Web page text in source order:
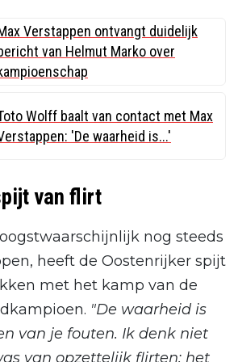
Verstappen ontvangt duidelijk
van Helmut Marko over
Wolff baalt van contact met Max
'De waarheid is...'
van flirt
nog steeds
heeft de Oostenrijker spijt
met het kamp van de
"De waarheid is
van je fouten. Ik denk niet
van opzettelijk flirten; het